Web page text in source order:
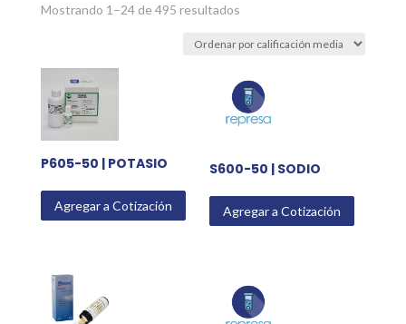
Mostrando 1–24 de 495 resultadosSorted
average
P605-50 | POTASIO
Agregar a Cotización
S600-50 | SODIO
Agregar a Cotización